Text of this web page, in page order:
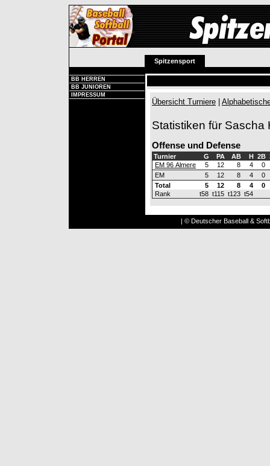
Spitzensport
BB HERREN
BB JUNIOREN
IMPRESSUM
Übersicht Turniere
Statistiken für Sascha
Offense und Defense
Turnier G PA AB H 2B
EM 96 Almere
5 12 8 4
0
EM
5 12 8 4
0
Total
5 12 8 4
0
Rank
t58 t115 t123 t54
| © Deutscher Baseball &